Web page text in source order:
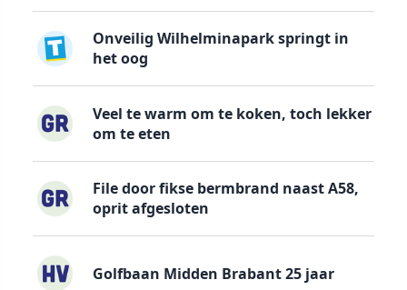
Onveilig Wilhelminapark springt in
het oog
Veel te warm om te koken, toch lekker
om te eten
File door fikse bermbrand naast A58,
oprit afgesloten
Golfbaan Midden Brabant 25 jaar